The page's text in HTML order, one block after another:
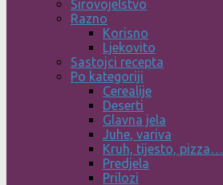
Sirovojelstvo
Razno
Korisno
Ljekovito
Sastojci recepta
Po kategoriji
Cerealije
Deserti
Glavna jela
Juhe, variva
Kruh, tijesto, pizza…
Predjela
Prilozi